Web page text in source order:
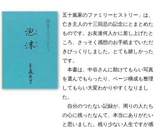
五十嵐家のファミリーヒストリー」は、
亡き主人の十三回忌の記念にとまとめた
ものです。お友達何人かに差し上げたと
ころ、さっそく感想のお手紙までいただ
きびっくりしました。とても嬉しかった
です。
本書は、中谷さんに助けてもらい写真
を選んでもらったり、ページ構成も整理
してもらい大変わかりやすくなりまし
た。
自分のつたない記録が、周りの人たち
の心に残ったなんて、本当にありがたい
と思いました。残り少ない人生ですが感